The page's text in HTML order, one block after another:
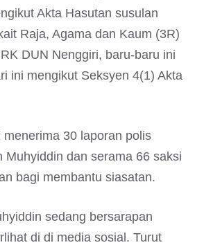
Akta Hasutan susulan
Raja, Agama dan Kaum (3R)
DUN Nenggiri, baru-baru ini
ini mengikut Seksyen 4(1) Akta
menerima 30 laporan polis
Muhyiddin dan serama 66 saksi
bagi membantu siasatan.
sedang bersarapan
di di media sosial. Turut